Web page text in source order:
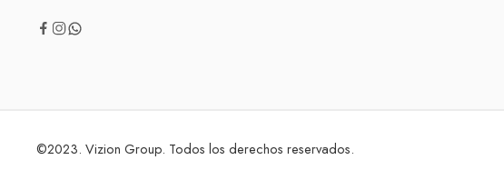
©2023. Vizion Group. Todos los derechos reservados.